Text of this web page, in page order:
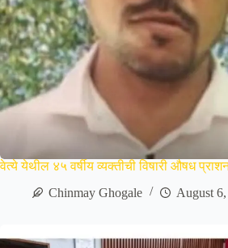
वेत्ये येथील ४५ वर्षीय व्यक्तीची विषारी औषध
Chinmay Ghogale
August